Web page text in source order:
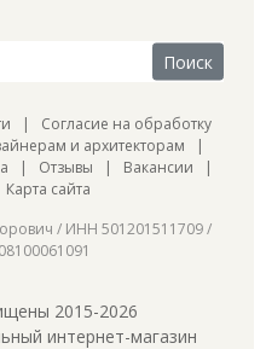
| Согласие на обработку
и архитекторам |
| Отзывы | Вакансии |
Карта сайта
/ ИНН 501201511709 /
2015-2026
интернет-магазин